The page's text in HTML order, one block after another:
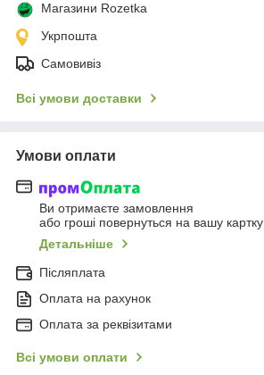
Магазини Rozetka
Укрпошта
Самовивіз
Всі умови доставки
Умови оплати
Ви отримаєте замовлення
або гроші повернуться на вашу картку
Детальніше
Післяплата
Оплата на рахунок
Оплата за реквізитами
Всі умови оплати